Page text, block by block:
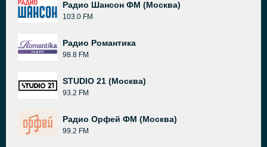
Радио Шансон ФМ (Москва)
103.0 FM
Радио Романтика
98.8 FM
STUDIO 21 (Москва)
93.2 FM
Радио Орфей ФМ (Москва)
99.2 FM